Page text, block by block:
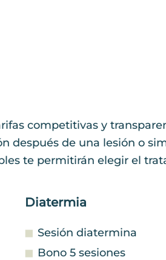
competitivas y
después de una lesión o
te permitirán elegir el
Diatermia
Sesión diatermina
Bono 5 sesiones